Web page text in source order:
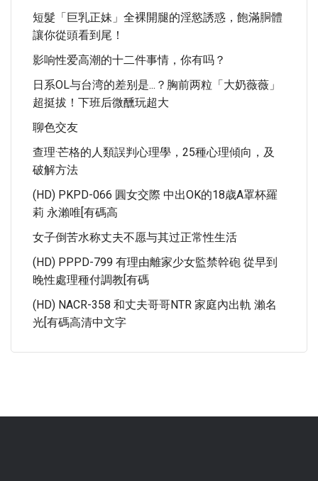
短髮「巨乳正妹」全裸開腿的淫慾誘惑，飽滿胴體
讓你從頭看到尾！
影响性爱高潮的十二件事情，你有吗？
日系OL与台湾的差别是...？胸前两粒「大奶薇薇」
超挺拔！下班后微醺玩超大
聊色交友
查理·芒格的人類誤判心理學，25種心理傾向，及
破解方法
(HD) PKPD-066 圓女交際 中出OK的18歳A罩杯羅
莉 永瀨唯[有碼高
女子倒苦水称丈夫不愿与其过正常性生活
(HD) PPPD-799 有理由離家少女監禁幹砲 從早到
晚性處理種付調教[有碼
(HD) NACR-358 和丈夫哥哥NTR 家庭內出軌 瀨名
光[有碼高清中文字